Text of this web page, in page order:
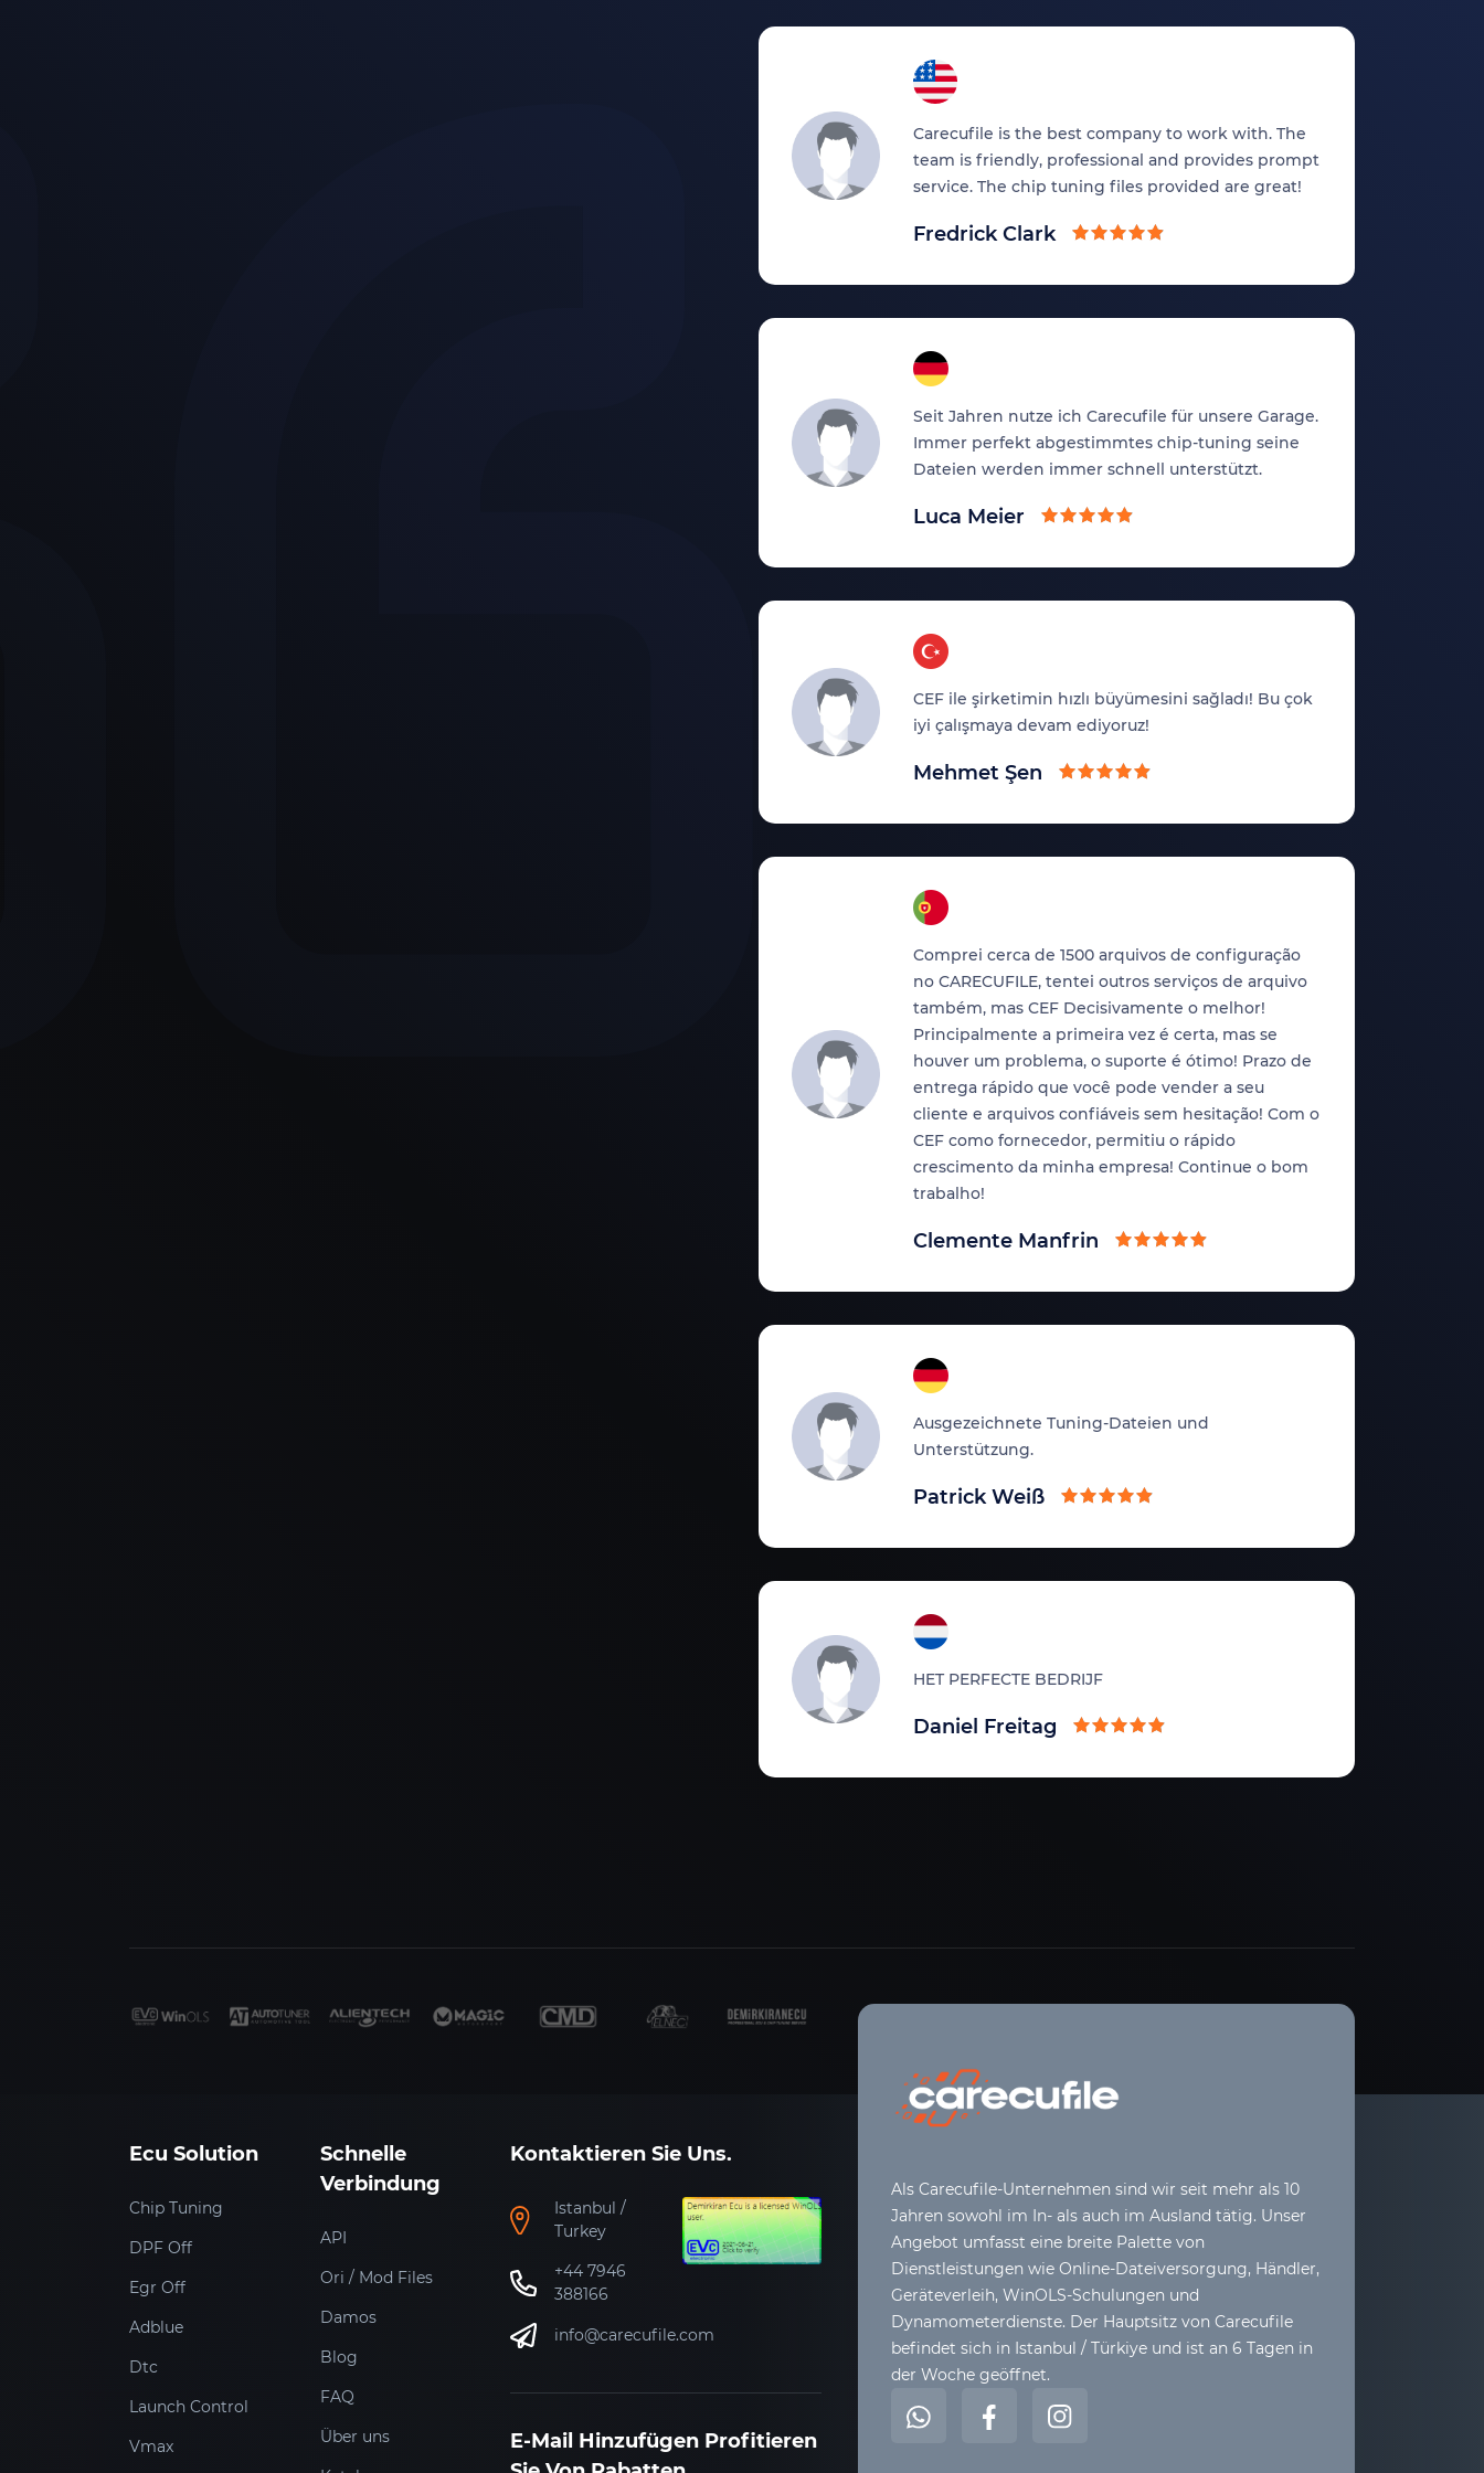
Carecufile is the best company to work with. The
team is friendly, professional and provides prompt
service. The chip tuning files provided are great!
Fredrick Clark
Seit Jahren nutze ich Carecufile für unsere Garage.
Immer perfekt abgestimmtes chip-tuning seine
Dateien werden immer schnell unterstützt.
Luca Meier
CEF ile şirketimin hızlı büyümesini sağladı! Bu çok
iyi çalışmaya devam ediyoruz!
Mehmet Şen
Comprei cerca de 1500 arquivos de configuração
no CARECUFILE, tentei outros serviços de arquivo
também, mas CEF Decisivamente o melhor!
Principalmente a primeira vez é certa, mas se
houver um problema, o suporte é ótimo! Prazo de
entrega rápido que você pode vender a seu
cliente e arquivos confiáveis sem hesitação! Com o
CEF como fornecedor, permitiu o rápido
crescimento da minha empresa! Continue o bom
trabalho!
Clemente Manfrin
Ausgezeichnete Tuning-Dateien und
Unterstützung.
Patrick Weiß
HET PERFECTE BEDRIJF
Daniel Freitag
Ecu Solution
Chip Tuning
DPF Off
Egr Off
Adblue
Dtc
Launch Control
Vmax
Schnelle
Verbindung
API
Ori / Mod Files
Damos
Blog
FAQ
Über uns
Kontaktieren Sie Uns.
Istanbul /
Turkey
+44 7946
388166
info@carecufile.com
E-Mail Hinzufügen Profitieren
Als Carecufile-Unternehmen sind wir seit mehr als 10
Jahren sowohl im In- als auch im Ausland tätig. Unser
Angebot umfasst eine breite Palette von
Dienstleistungen wie Online-Dateiversorgung, Händler,
Geräteverleih, WinOLS-Schulungen und
Dynamometerdienste. Der Hauptsitz von Carecufile
befindet sich in Istanbul / Türkiye und ist an 6 Tagen in
der Woche geöffnet.